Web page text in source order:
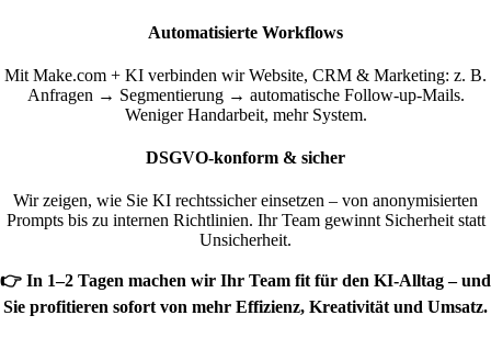
Automatisierte Workflows
Mit Make.com + KI verbinden wir Website, CRM & Marketing: z. B.
Anfragen → Segmentierung → automatische Follow-up-Mails.
Weniger Handarbeit, mehr System.
DSGVO-konform & sicher
Wir zeigen, wie Sie KI rechtssicher einsetzen – von anonymisierten
Prompts bis zu internen Richtlinien. Ihr Team gewinnt Sicherheit statt
Unsicherheit.
👉 In 1–2 Tagen machen wir Ihr Team fit für den KI-Alltag– und
Sie profitieren sofort von mehr Effizienz, Kreativitätund Umsatz.